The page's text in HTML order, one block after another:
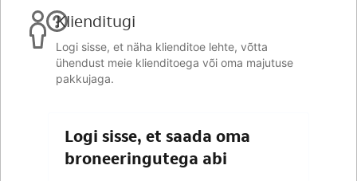
Klienditugi
Logi sisse, et näha klienditoe lehte, võtta
ühendust meie klienditoega või oma majutuse
pakkujaga.
Logi sisse, et saada oma
broneeringutega abi